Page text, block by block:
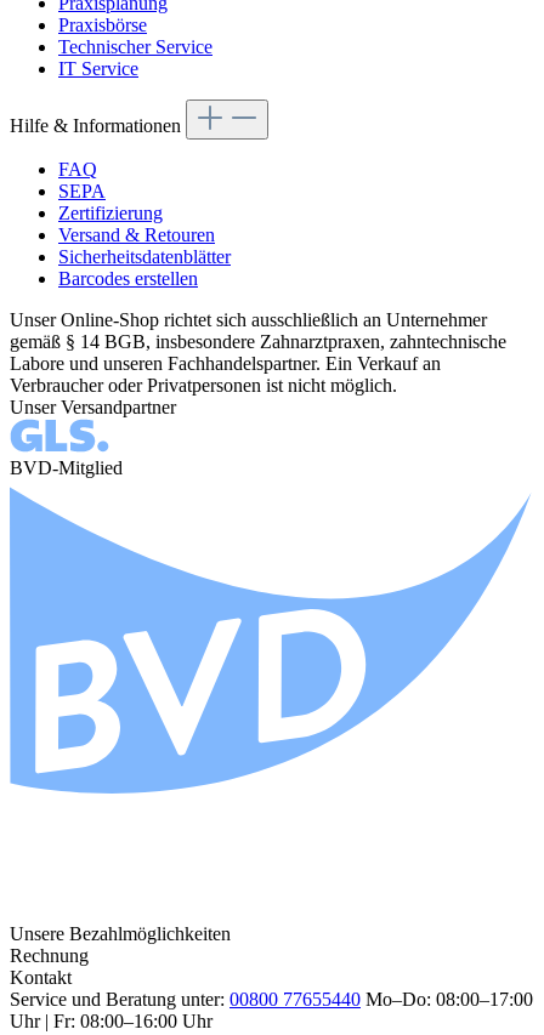
Praxisbörse
Technischer Service
IT Service
Hilfe & Informationen
FAQ
SEPA
Zertifizierung
Versand & Retouren
Sicherheitsdatenblätter
Barcodes erstellen
Unser Online-Shop richtet sich ausschließlich an Unternehmer
gemäß § 14 BGB, insbesondere Zahnarztpraxen, zahntechnische
Labore und unseren Fachhandelspartner. Ein Verkauf an
Verbraucher oder Privatpersonen ist nicht möglich.
Unser Versandpartner
BVD-Mitglied
Unsere Bezahlmöglichkeiten
Rechnung
Kontakt
Service und Beratung unter: 00800 77655440 Mo–Do: 08:00–17:00
Uhr | Fr: 08:00–16:00 Uhr